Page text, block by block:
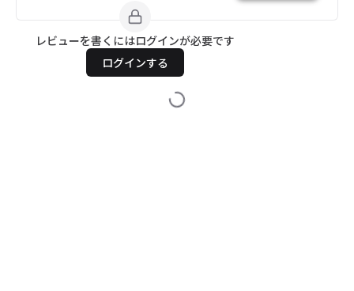
レビューを書くにはログインが必要です
ログインする